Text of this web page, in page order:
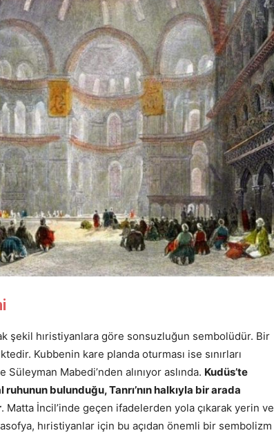
şekil hıristiyanlara göre sonsuzluğun sembolüdür. Bir
Kubbenin kare planda oturması ise sınırları
Mabedi’nden alınıyor aslında. Kudüs’te
bulunduğu, Tanrı’nın halkıyla bir arada
. Matta İncil’inde geçen ifadelerden yola çıkarak yerin ve
hıristiyanlar için bu açıdan önemli bir sembolizm